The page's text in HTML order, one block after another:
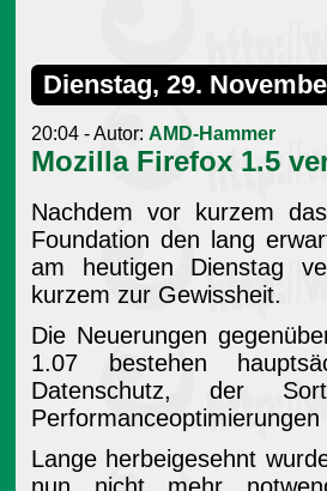
Dienstag, 29.
20:04 - Autor: AMD-Hammer
Mozilla Firefox 1.5
Nachdem vor kurzem
Foundation den lang
am heutigen Dienstag
kurzem zur Gewissheit.
Die Neuerungen
1.07 bestehen
Datenschutz, der
Lange herbeigesehnt